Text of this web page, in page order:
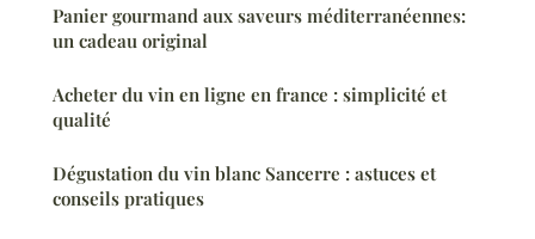
Panier gourmand aux saveurs méditerranéennes:
un cadeau original
Acheter du vin en ligne en france : simplicité et
qualité
Dégustation du vin blanc Sancerre : astuces et
conseils pratiques